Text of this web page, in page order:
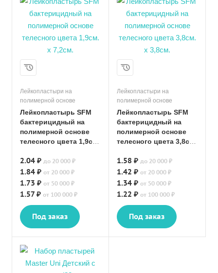
Лейкопластыри на
полимерной основе
Лейкопластырь SFM
бактерицидный на
полимерной основе
телесного цвета 1,9см.
2.04 ₽ до 20 000 ₽
1.84 ₽ от 20 000 ₽
1.73 ₽ от 50 000 ₽
1.57 ₽ от 100 000 ₽
Под заказ
Лейкопластыри на
полимерной основе
Лейкопластырь SFM
бактерицидный на
полимерной основе
телесного цвета 3,8см.
1.58 ₽ до 20 000 ₽
1.42 ₽ от 20 000 ₽
1.34 ₽ от 50 000 ₽
1.22 ₽ от 100 000 ₽
Под заказ